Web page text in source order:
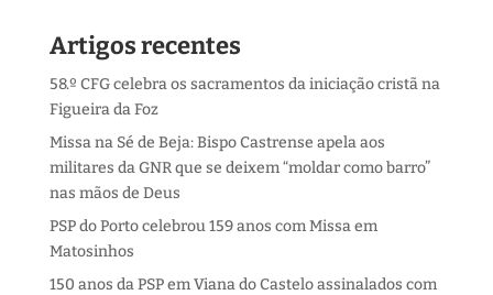
Artigos recentes
58.º CFG celebra os sacramentos da iniciação cristã na
Figueira da Foz
Missa na Sé de Beja: Bispo Castrense apela aos
militares da GNR que se deixem “moldar como barro”
nas mãos de Deus
PSP do Porto celebrou 159 anos com Missa em
Matosinhos
150 anos da PSP em Viana do Castelo assinalados com